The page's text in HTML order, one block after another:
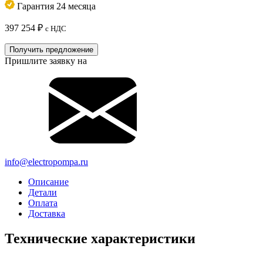
Гарантия 24 месяца
397 254 ₽ с НДС
Получить предложение
Пришлите заявку на
info@electropompa.ru
Описание
Детали
Оплата
Доставка
Технические характеристики